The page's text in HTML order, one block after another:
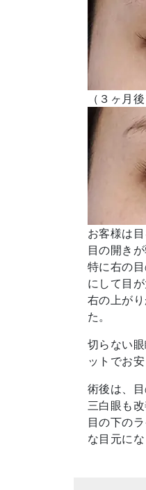
（３ヶ月後
お客様は
目の開き
特に右の
にして目
右の上が
た。
切らない
ットでお
術後は、
三白眼も改
目の下の
な目元にな